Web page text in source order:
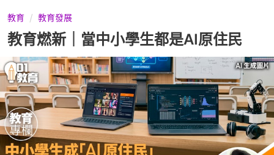
教育 教育發展
教育燃新｜當中小學生都是AI原住民